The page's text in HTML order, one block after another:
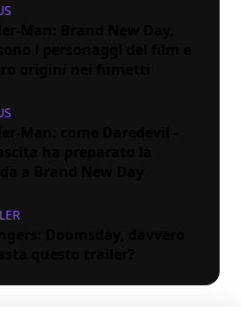
Man: Brand New Day,
i personaggi del film e
Man: come Daredevil -
ha preparato la
Doomsday, davvero
questo trailer?